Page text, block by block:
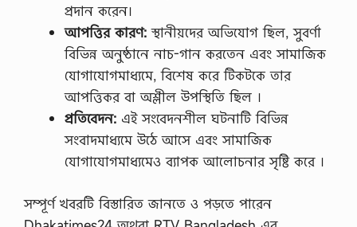
প্রদান করেন।
আপত্তির কারণ: স্থানীয়দের অভিযোগ ছিল, সুবর্ণা
বিভিন্ন অনুষ্ঠানে নাচ-গান করতেন এবং সামাজিক
যোগাযোগমাধ্যমে, বিশেষ করে টিকটকে তার
আপত্তিকর বা অশ্লীল উপস্থিতি ছিল ।
প্রতিবেদন: এই সংবেদনশীল ঘটনাটি বিভিন্ন
সংবাদমাধ্যমে উঠে আসে এবং সামাজিক
যোগাযোগমাধ্যমেও ব্যাপক আলোচনার সৃষ্টি করে ।
সম্পূর্ণ খবরটি বিস্তারিত জানতে ও পড়তে পারেন